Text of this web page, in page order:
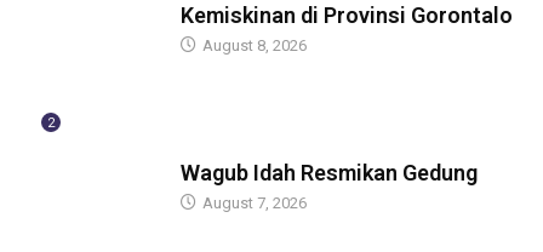
Kemiskinan di Provinsi Gorontalo
August 8, 2026
2
Wagub Idah Resmikan Gedung
August 7, 2026